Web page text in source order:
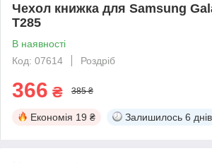
Чехол книжка для Samsung
T285
В наявності
Код: 07614
Роздріб
366 ₴ 385 ₴
Економія 19 ₴ Залишилось 6 днів